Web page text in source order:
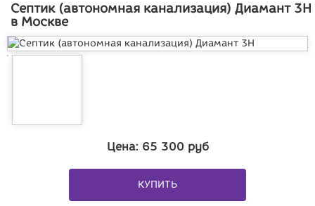
Септик (автономная канализация) Диамант 3Н
в Москве
Цена: 65 300руб
КУПИТЬ